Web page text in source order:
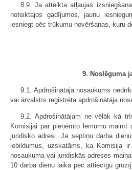
8.9. Ja atteikta atļaujas
noteiktajos gadījumos, jaunu
iesniegt pēc trūkumu novēršanas, kuru
9. Noslēguma
9.1. Apdrošinātāja nosaukums
vai ārvalstīs reģistrēta apdrošinātāja
9.2. Apdrošinātājam ne vēlāk kā
Komisijai par pieņemto lēmumu mainīt
juridisko adresi. Ja septiņu darba
iebildumus, uzskatāms, ka Komisija ir
nosaukuma vai juridiskās adreses
10 darba dienu laikā pēc attiecīgu